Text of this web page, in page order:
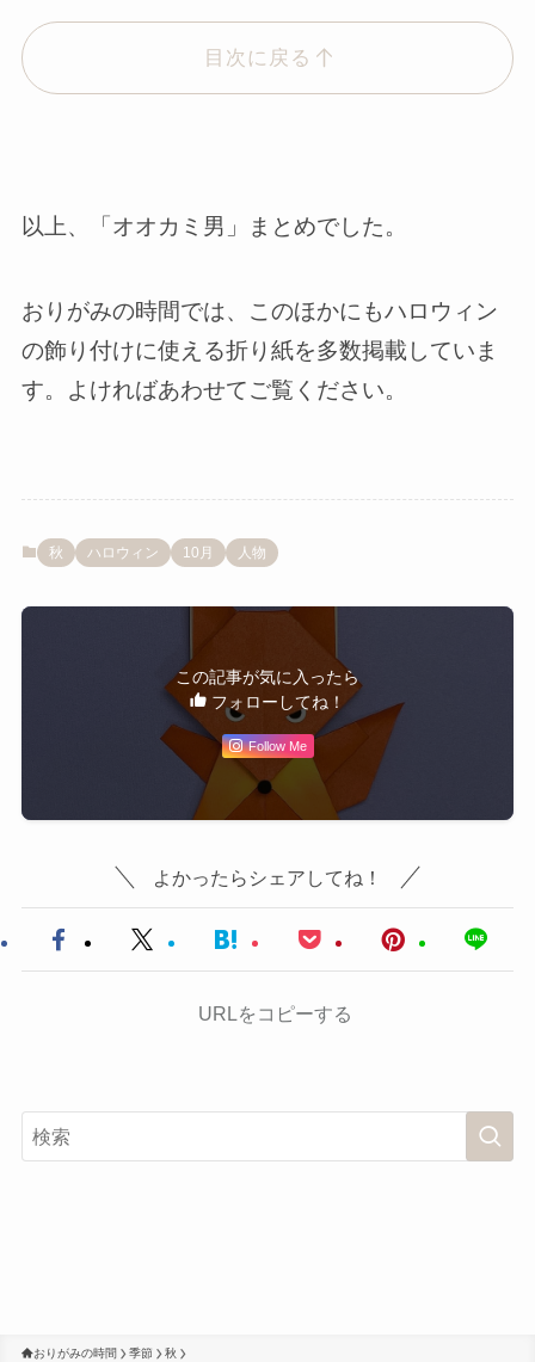
目次に戻る
以上、「オオカミ男」まとめでした。
おりがみの時間では、このほかにもハロウィン
の飾り付けに使える折り紙を多数掲載していま
す。よければあわせてご覧ください。
秋 ハロウィン 10月 人物
この記事が気に入ったら
フォローしてね！
Follow Me
よかったらシェアしてね！
URLをコピーする
おりがみの時間 季節 秋